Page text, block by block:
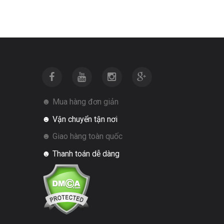
☻ Mua hàng đơn giản
☻ Vận chuyển tận nơi
☻ Giao hàng toàn quốc
☻ Thanh toán dễ dàng